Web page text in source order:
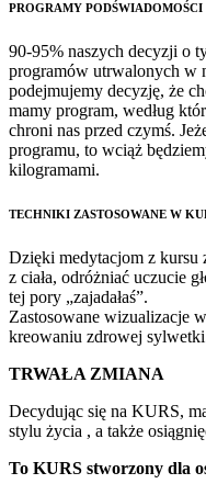
PROGRAMY PODŚWIADOMOŚCI
90-95% naszych decyzji o
programów utrwalonych w
podejmujemy decyzję, że
mamy program, według
chroni nas przed czymś.
programu, to wciąż
kilogramami.
TECHNIKI ZASTOSOWANE W
Dzięki medytacjom z kursu
z ciała, odróżniać uczucie
tej pory „zajadałaś”.
Zastosowane wizualizacje
kreowaniu zdrowej
TRWAŁA ZMIANA
Decydując się na KURS,
stylu życia , a także
To KURS stworzony dla